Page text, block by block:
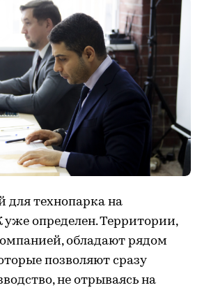
для технопарка на
определен. Территории,
обладают рядом
позволяют сразу
не отрываясь на